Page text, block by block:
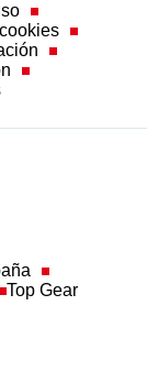
Top Gear